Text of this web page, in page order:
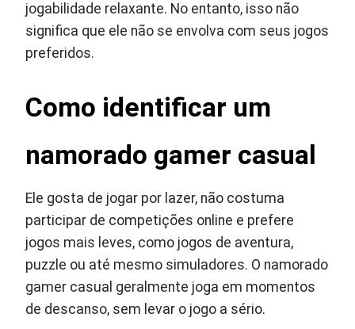
jogabilidade relaxante. No entanto, isso não
significa que ele não se envolva com seus jogos
preferidos.
Como identificar um
namorado gamer casual
Ele gosta de jogar por lazer, não costuma
participar de competições online e prefere
jogos mais leves, como jogos de aventura,
puzzle ou até mesmo simuladores. O namorado
gamer casual geralmente joga em momentos
de descanso, sem levar o jogo a sério.